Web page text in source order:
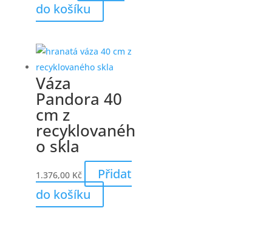
do košíku
Váza
Pandora 40
cm z
recyklovanéh
o skla
1.376,00 Kč
Přidat
do košíku